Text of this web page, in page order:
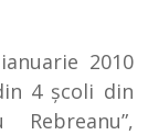
2010
4 şcoli din